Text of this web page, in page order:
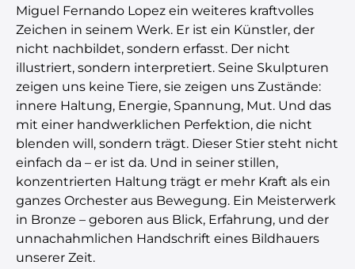
Miguel Fernando Lopez ein weiteres kraftvolles
Zeichen in seinem Werk. Er ist ein Künstler, der
nicht nachbildet, sondern erfasst. Der nicht
illustriert, sondern interpretiert. Seine Skulpturen
zeigen uns keine Tiere, sie zeigen uns Zustände:
innere Haltung, Energie, Spannung, Mut. Und das
mit einer handwerklichen Perfektion, die nicht
blenden will, sondern trägt. Dieser Stier steht nicht
einfach da – er ist da. Und in seiner stillen,
konzentrierten Haltung trägt er mehr Kraft als ein
ganzes Orchester aus Bewegung. Ein Meisterwerk
in Bronze – geboren aus Blick, Erfahrung, und der
unnachahmlichen Handschrift eines Bildhauers
unserer Zeit.